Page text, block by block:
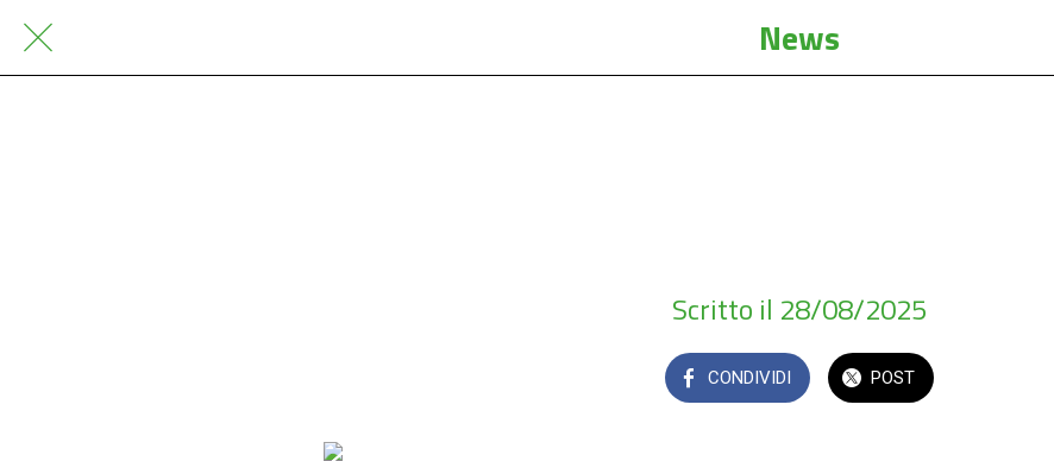
News
Scritto il 28/08/2025
CONDIVIDI POST